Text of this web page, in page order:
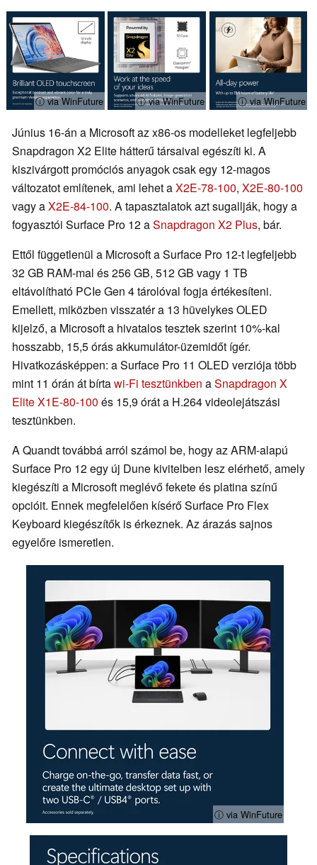
ⓘ via WinFuture ⓘ via WinFuture ⓘ via WinFuture
Június 16-án a Microsoft az x86-os modelleket legfeljebb
Snapdragon X2 Elite hátterű társaival egészíti ki. A
kiszivárgott promóciós anyagok csak egy 12-magos
változatot említenek, ami lehet aX2E-78-100, X2E-80-100
vagy aX2E-84-100. A tapasztalatok azt sugallják, hogy a
fogyasztói Surface Pro 12 aSnapdragon X2 Plus, bár.
Ettől függetlenül a Microsoft a Surface Pro 12-t legfeljebb
32 GB RAM-mal és 256 GB, 512 GB vagy 1 TB
eltávolítható PCIe Gen 4 tárolóval fogja értékesíteni.
Emellett, miközben visszatér a 13 hüvelykes OLED
kijelző, a Microsoft a hivatalos tesztek szerint 10%-kal
hosszabb, 15,5 órás akkumulátor-üzemidőt ígér.
Hivatkozásképpen: a Surface Pro 11 OLED verziója több
mint 11 órán át bírtawi-Fi tesztünkben aSnapdragon X
Elite X1E-80-100 és 15,9 órát a H.264 videolejátszási
tesztünkben.
A Quandt továbbá arról számol be, hogy az ARM-alapú
Surface Pro 12 egy új Dune kivitelben lesz elérhető, amely
kiegészíti a Microsoft meglévő fekete és platina színű
opcióit. Ennek megfelelően kísérő Surface Pro Flex
Keyboard kiegészítők is érkeznek. Az árazás sajnos
egyelőre ismeretlen.
ⓘ via WinFuture